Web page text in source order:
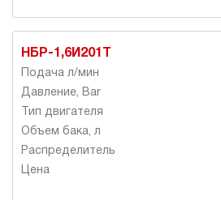
НБР-1,6И201Т